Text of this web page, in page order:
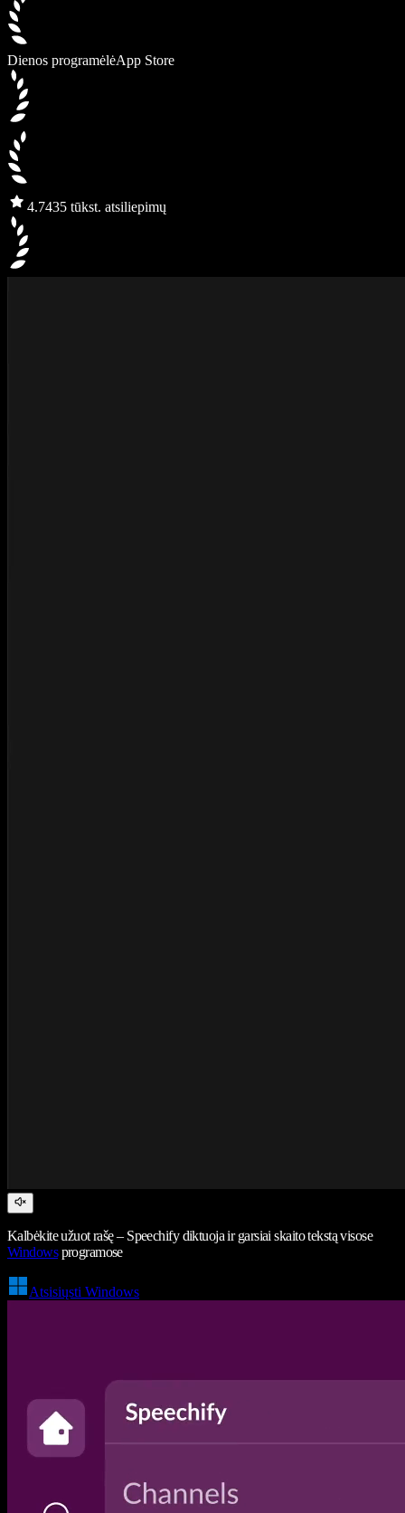
Dienos programėlėApp Store
4.7435 tūkst. atsiliepimų
Kalbėkite užuot rašę – Speechify diktuoja ir garsiai skaito tekstą visose
Windowsprogramose
Atsisiųsti Windows